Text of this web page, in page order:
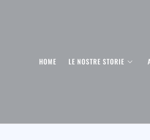
HOME LE NOSTRE STORIE